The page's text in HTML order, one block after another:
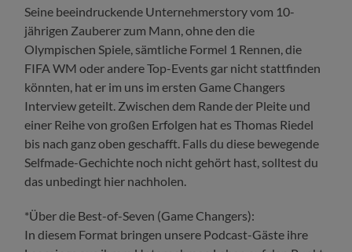
Seine beeindruckende Unternehmerstory vom 10-
jährigen Zauberer zum Mann, ohne den die
Olympischen Spiele, sämtliche Formel 1 Rennen, die
FIFA WM oder andere Top-Events gar nicht stattfinden
könnten, hat er im uns im ersten Game Changers
Interview geteilt. Zwischen dem Rande der Pleite und
einer Reihe von großen Erfolgen hat es Thomas Riedel
bis nach ganz oben geschafft. Falls du diese bewegende
Selfmade-Gechichte noch nicht gehört hast, solltest du
das unbedingt hier nachholen.
*Über die Best-of-Seven (Game Changers):
In diesem Format bringen unsere Podcast-Gäste ihre